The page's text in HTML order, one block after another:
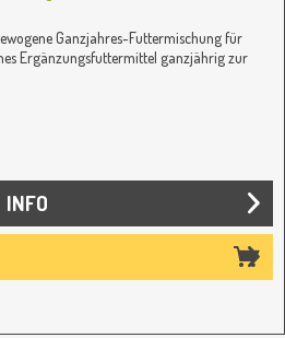
Ganzjahres-Futtermischung für
Ergänzungsfuttermittel ganzjährig zur
INFO